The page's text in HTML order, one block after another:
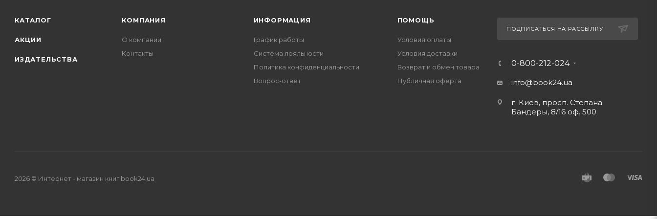
КАТАЛОГ
АКЦИИ
ИЗДАТЕЛЬСТВА
КОМПАНИЯ
О компании
Контакты
ИНФОРМАЦИЯ
График работы
Система лояльности
Политика конфиденциальности
Вопрос-ответ
ПОМОЩЬ
Условия оплаты
Условия доставки
Возврат и обмен товара
Публичная оферта
ПОДПИСАТЬСЯ НА РАССЫЛКУ
0-800-212-024
info@book24.ua
г. Киев, просп. Степана
Бандеры, 8/16 оф. 500
2026 © Интернет - магазин книг book24.ua